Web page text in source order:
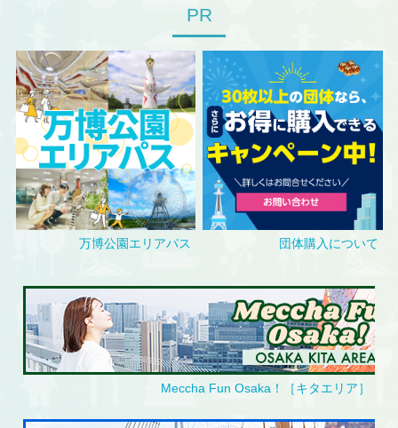
休み(定休日)します。
2026.07.27
BOAT RACE 住之江
08/13～08/18開館(無料対象外)します。
2026.07.27
レゴランド®・ディスカバリー・センター大阪
08/24～08/28、08/31※14:00以降は入場無料
2026.06.09
レゴランド®・ディスカバリー・センター大阪
2026.07.13
レゴランド®・ディスカバリー・センター大阪
09/04、09/07、09/11、09/14、09/18、09/24～
09/25、09/28※14:00以降は入場無料
PR
万博公園エリアパス 団体購入について
Meccha Fun Osaka！［キタエリア］